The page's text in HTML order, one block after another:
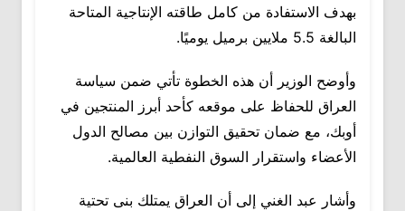
بهدف الاستفادة من كامل طاقته الإنتاجية المتاحة
البالغة 5.5 ملايين برميل يوميًا.
وأوضح الوزير أن هذه الخطوة تأتي ضمن سياسة
العراق للحفاظ على موقعه كأحد أبرز المنتجين في
أوبك، مع ضمان تحقيق التوازن بين مصالح الدول
الأعضاء واستقرار السوق النفطية العالمية.
وأشار عبد الغني إلى أن العراق يمتلك بنى تحتية